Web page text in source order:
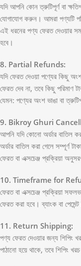
যদি আপনি কোন ত্রুটিপূর্ণ বা
যোগাযোগ করুন। আমরা পণ্যটি
এই ধরনের পণ্য ফেরত দেওয়ার
হবে।
8. Partial Refunds:
যদি ফেরত দেওয়া পণ্যের কিছু
ফেরত দেব না, তবে কিছু পরিমাণ
যেমন: পণ্যের অংশ ভাঙা বা
9. Bikroy Ghuri
আপনি যদি কোনো অর্ডার বাতিল
অর্ডার বাতিল করা গেলে সম্পূর্ণ
ফেরত বা এক্সচেঞ্জ প্রক্রিয়া
10. Timeframe for
ফেরত বা এক্সচেঞ্জ প্রক্রিয়া
ফেরত করা হবে। ব্যাংক বা
11. Return Shipping:
পণ্য ফেরত দেওয়ার জন্য শিপিং
পাঠানো হয়ে থাকে, তবে শিপিং